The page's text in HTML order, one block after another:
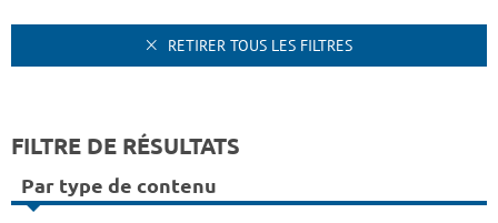
RETIRER TOUS LES FILTRES
FILTRE DE RÉSULTATS
Par type de contenu